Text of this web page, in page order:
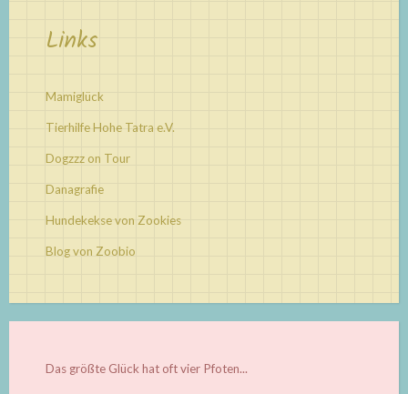
Links
Mamiglück
Tierhilfe Hohe Tatra e.V.
Dogzzz on Tour
Danagrafie
Hundekekse von Zookies
Blog von Zoobio
Das größte Glück hat oft vier Pfoten...